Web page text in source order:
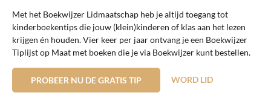
Met het Boekwijzer Lidmaatschap heb je altijd toegang tot
kinderboekentips die jouw (klein)kinderen of klas aan het lezen
krijgen én houden. Vier keer per jaar ontvang je een Boekwijzer
Tiplijst op Maat met boeken die je via Boekwijzer kunt bestellen.
PROBEER NU DE GRATIS TIP WORD LID